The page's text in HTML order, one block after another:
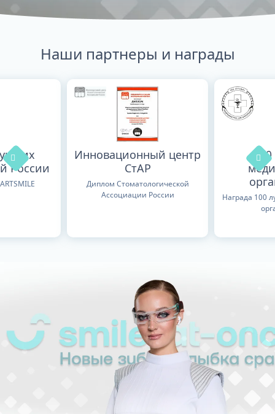
Наши партнеры и награды
России
Инновационный центр
СтАР
Диплом Стоматологической
Ассоциации России
Награда 100